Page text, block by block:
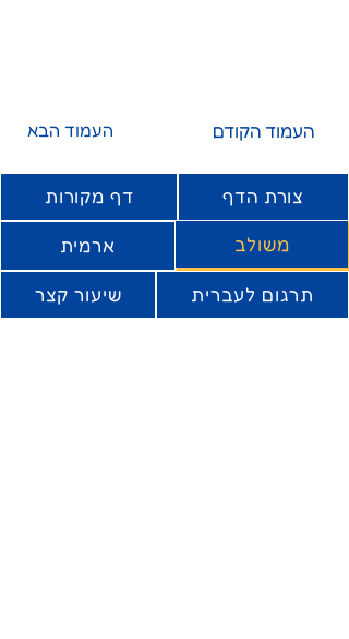
העמוד הבא העמוד הקודם
צורת הדף דף מקורות
משולב ארמית
תרגום לעברית שיעור קצר